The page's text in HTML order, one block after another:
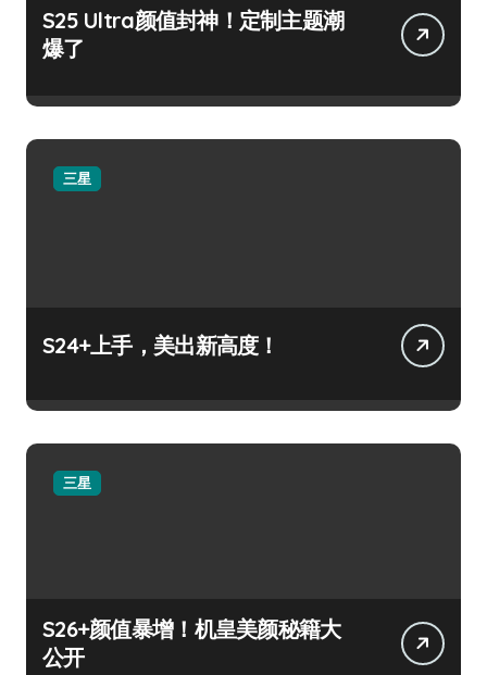
S25 Ultra颜值封神！定制主题潮
爆了
三星
S24+上手，美出新高度！
三星
S26+颜值暴增！机皇美颜秘籍大
公开